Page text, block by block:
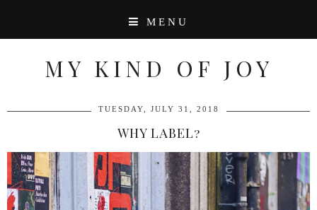
MENU
MY KIND OF JOY
TUESDAY, JULY 31, 2018
WHY LABEL?